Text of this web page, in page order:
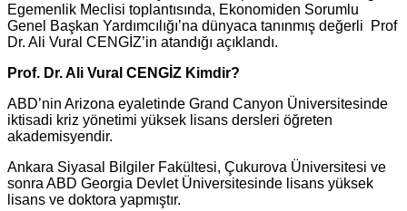
Egemenlik Meclisi toplantısında, Ekonomiden Sorumlu
Genel Başkan Yardımcılığı’na dünyaca tanınmış değerli Prof
Dr. Ali Vural CENGİZ’in atandığı açıklandı.
Prof. Dr. Ali Vural CENGİZ Kimdir?
ABD’nin Arizona eyaletinde Grand Canyon Üniversitesinde
iktisadi kriz yönetimi yüksek lisans dersleri öğreten
akademisyendir.
Ankara Siyasal Bilgiler Fakültesi, Çukurova Üniversitesi ve
sonra ABD Georgia Devlet Üniversitesinde lisans yüksek
lisans ve doktora yapmıştır.